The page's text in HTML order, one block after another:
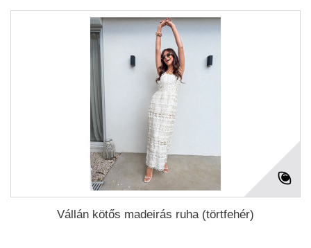
Vállán kötős madeirás ruha (törtfehér)